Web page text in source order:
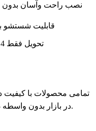
🛠 نصب راحت وآسان بدون
💧 قابلیت
🚚 تحویل فقط 4 روز کاری ، ارسال به سراسر کشور
در بازار بدون واسطه در خدمت مشتریان عزیز قرار می گیرد.